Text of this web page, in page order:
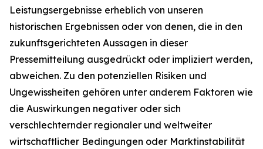
Leistungsergebnisse erheblich von unseren
historischen Ergebnissen oder von denen, die in den
zukunftsgerichteten Aussagen in dieser
Pressemitteilung ausgedrückt oder impliziert werden,
abweichen. Zu den potenziellen Risiken und
Ungewissheiten gehören unter anderem Faktoren wie
die Auswirkungen negativer oder sich
verschlechternder regionaler und weltweiter
wirtschaftlicher Bedingungen oder Marktinstabilität